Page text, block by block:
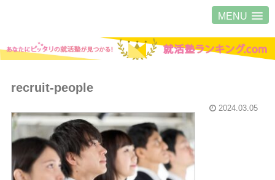
MENU
recruit-people
2024.03.05